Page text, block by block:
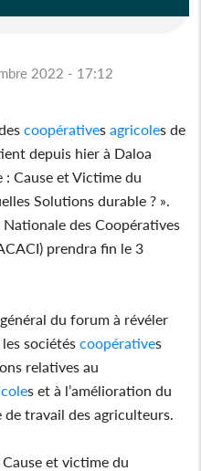
2022 - 17:12
coopérativesagricoles de
depuis hier à Daloa
Cause et Victime du
Solutions durable ? ».
des Coopératives
prendra fin le 3
du forum à révéler
les sociétéscoopératives
relatives au
s et à l’amélioration du
travail des agriculteurs.
et victime du